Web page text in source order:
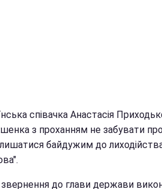
співачка Анастасія
з проханням не забувати
байдужим до
до глави держави